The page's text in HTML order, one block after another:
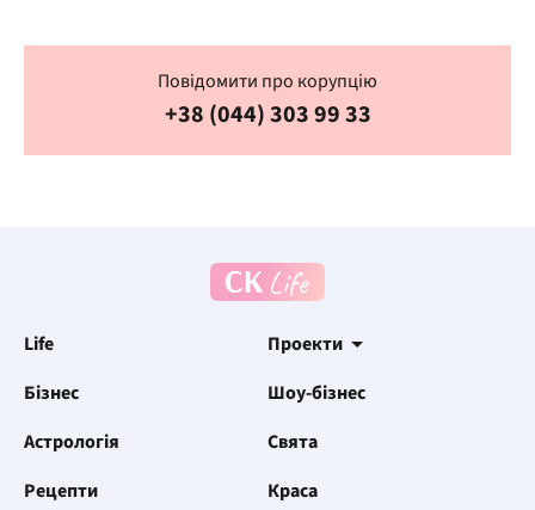
Повідомити про корупцію
+38 (044) 303 99 33
Life
Проекти
Бізнес
Шоу-бізнес
Астрологія
Свята
Рецепти
Краса